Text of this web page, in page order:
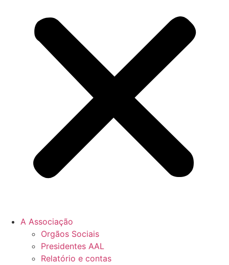
A Associação
Orgãos Sociais
Presidentes AAL
Relatório e contas